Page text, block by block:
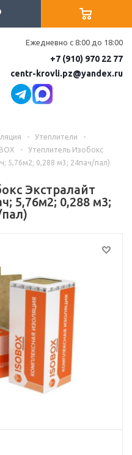
Ежедневно с 8:00 до 18:00
+7 (910) 970 22 77
centr-krovli.pz@yandex.ru
- Утеплители
-
-
Утеплитель Изобокс
5,76м2; 0,288 м3; 24пач/пал)
Экстралайт
5,76м2; 0,288 м3;